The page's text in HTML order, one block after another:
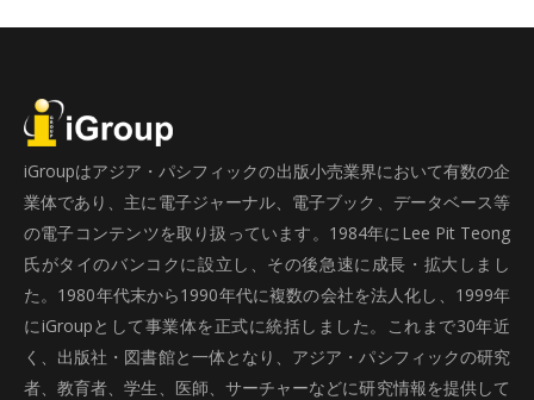
iGroupはアジア・パシフィックの出版小売業界において有数の企
業体であり、主に電子ジャーナル、電子ブック、データベース等
の電子コンテンツを取り扱っています。1984年にLee Pit Teong
氏がタイのバンコクに設立し、その後急速に成長・拡大しまし
た。1980年代末から1990年代に複数の会社を法人化し、1999年
にiGroupとして事業体を正式に統括しました。これまで30年近
く、出版社・図書館と一体となり、アジア・パシフィックの研究
者、教育者、学生、医師、サーチャーなどに研究情報を提供して